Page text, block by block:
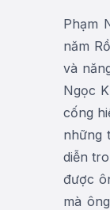
Phạm
năm
và
Ngọc
cống
những
diễn
được
mà